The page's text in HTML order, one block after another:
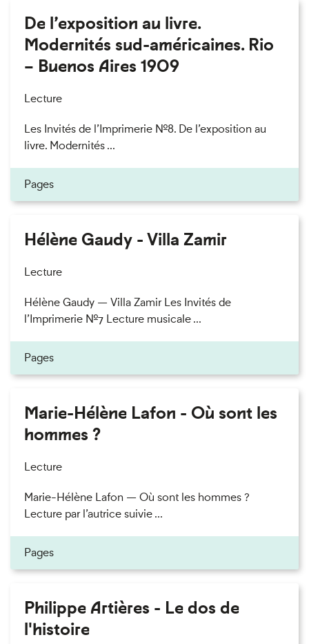
De l’exposition au livre.
Modernités sud-américaines. Rio
– Buenos Aires 1909
Lecture
Les Invités de l’Imprimerie n°8. De l’exposition au
livre. Modernités ...
Pages
Hélène Gaudy - Villa Zamir
Lecture
Hélène Gaudy — Villa Zamir Les Invités de
l’Imprimerie n°7 Lecture musicale ...
Pages
Marie-Hélène Lafon - Où sont les
hommes ?
Lecture
Marie-Hélène Lafon — Où sont les hommes ?
Lecture par l’autrice suivie ...
Pages
Philippe Artières - Le dos de
l'histoire